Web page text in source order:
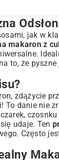
Włoskiej
i Pieczarkami
jak w
makaron z
to, że
zdążycie
danie nie
udaje. Ten
Często